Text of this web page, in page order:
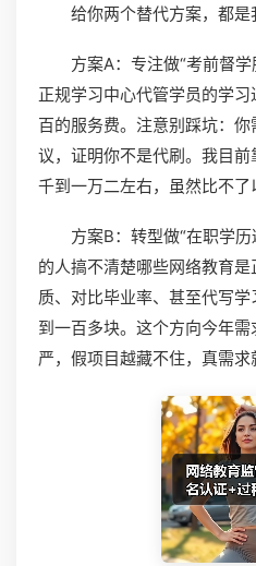
给你两个替代方案，都是
方案A：专注做“考前督
正规学习中心代管学员的学
百的服务费。注意别踩坑：
议，证明你不是代刷。我目
千到一万二左右，虽然比不了
方案B：转型做“在职学
的人搞不清楚哪些网络教育
质、对比毕业率、甚至代写
到一百多块。这个方向今年
严，假项目越藏不住，真需求